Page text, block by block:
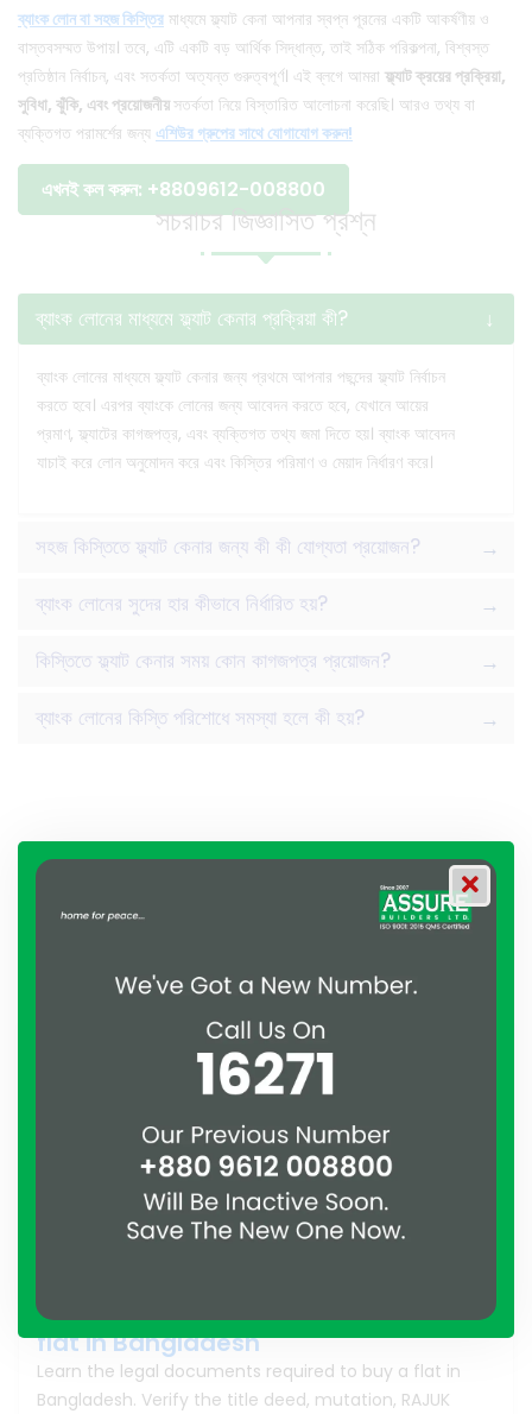
ব্যাংক লোন বা সহজ কিস্তির মাধ্যমে ফ্ল্যাট কেনা আপনার স্বপ্ন পূরনের একটি আকর্ষণীয় ও
বাস্তবসম্মত উপায়। তবে, এটি একটি বড় আর্থিক সিদ্ধান্ত, তাই সঠিক পরিকল্পনা, বিশ্বস্ত
প্রতিষ্ঠান নির্বাচন, এবং সতর্কতা অত্যন্ত গুরুত্বপূর্ণ। এই ব্লগে আমরা ফ্ল্যাট ক্রয়ের প্রক্রিয়া,
সুবিধা, ঝুঁকি, এবং প্রয়োজনীয়সতর্কতা নিয়ে বিস্তারিত আলোচনা করেছি। আরও তথ্য বা
ব্যক্তিগত পরামর্শের জন্য এশিউর গ্রুপের সাথে যোগাযোগ করুন!
এখনই কল করুন: +8809612-008800
সচরাচর জিজ্ঞাসিত প্রশ্ন
ব্যাংক লোনের মাধ্যমে ফ্ল্যাট কেনার প্রক্রিয়া কী?
ব্যাংক লোনের মাধ্যমে ফ্ল্যাট কেনার জন্য প্রথমে আপনার পছন্দের ফ্ল্যাট নির্বাচন
করতে হবে। এরপর ব্যাংকে লোনের জন্য আবেদন করতে হবে, যেখানে আয়ের
প্রমাণ, ফ্ল্যাটের কাগজপত্র, এবং ব্যক্তিগত তথ্য জমা দিতে হয়। ব্যাংক আবেদন
যাচাই করে লোন অনুমোদন করে এবং কিস্তির পরিমাণ ও মেয়াদ নির্ধারণ করে।
সহজ কিস্তিতে ফ্ল্যাট কেনার জন্য কী কী যোগ্যতা প্রয়োজন?
ব্যাংক লোনের সুদের হার কীভাবে নির্ধারিত হয়?
কিস্তিতে ফ্ল্যাট কেনার সময় কোন কাগজপত্র প্রয়োজন?
ব্যাংক লোনের কিস্তি পরিশোধে সমস্যা হলে কী হয়?
interested in...
Legal documents required to buy a
flat in Bangladesh
Learn the legal documents required to buy a flat in
Bangladesh. Verify the title deed, mutation, RAJUK